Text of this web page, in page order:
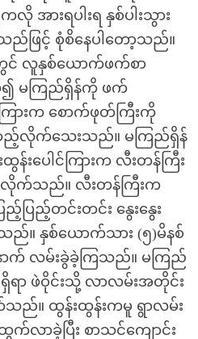
လို အားရပါးရ နှစ်ပါးသွား
ည်ဖြင့် စုံစိနေပါတော့သည်။
တွင် လူနှစ်ယောက်ဖက်စာ
၍ မကြည်ရှိန်ကို ဖက်
ကြားက စောက်ဖုတ်ကြီးကို
လိုက်သေးသည်။ မကြည်ရှိန်
းပေါင်ကြားက လီးတန်ကြီး
က်သည်။ လီးတန်ကြီးက
ပြည့်တင်းတင်း နွေးနွေး
သည်။ နှစ်ယောက်သား (၅)မိနစ်
ာက် လမ်းခွဲခဲ့ကြသည်။ မကြည်
ရာ ဖဲဝိုင်းသို့ လာလမ်းအတိုင်း
သည်။ ထွန်းထွန်းကမူ ရွာလမ်း
ာခဲ့ပြီး စာသင်ကျောင်း